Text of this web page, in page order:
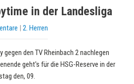
in der Landesliga
| 2. Herren
gegen den TV Rheinbach 2 nachlegen
geht's für die HSG-Reserve in der
den, 09.